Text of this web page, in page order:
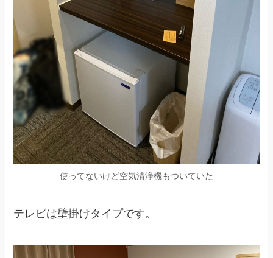
使ってないけど空気清浄機もついていた
テレビは壁掛けタイプです。